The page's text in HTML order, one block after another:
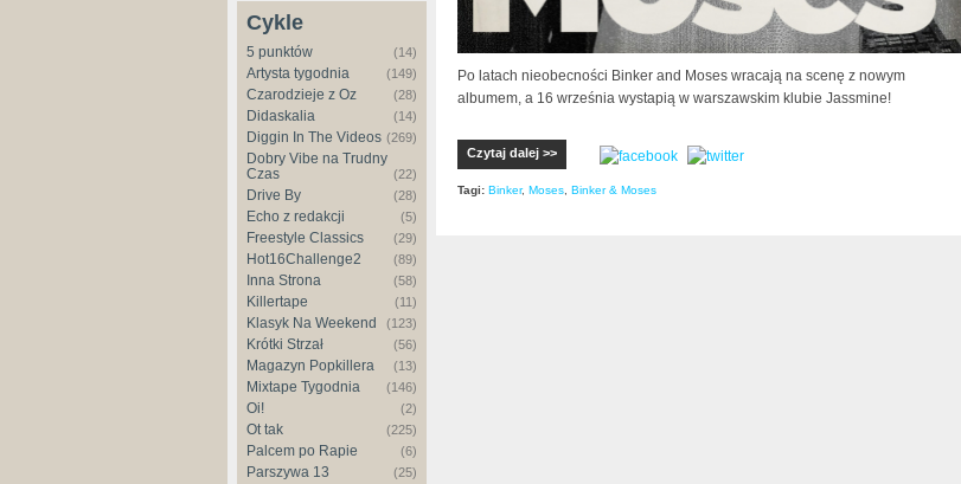
Cykle
5 punktów (14)
Artysta tygodnia (149)
Czarodzieje z Oz (28)
Didaskalia (14)
Diggin In The Videos (269)
Dobry Vibe na Trudny
Czas
(22)
Drive By (28)
Echo z redakcji (5)
Freestyle Classics (29)
Hot16Challenge2 (89)
Inna Strona (58)
Killertape (11)
Klasyk Na Weekend (123)
Krótki Strzał (56)
Magazyn Popkillera (13)
Mixtape Tygodnia (146)
Oi! (2)
Ot tak (225)
Palcem po Rapie (6)
Parszywa 13 (25)
Po latach nieobecności Binker and Moses wracają na scenę z nowym
albumem, a 16 września wystapią w warszawskim klubie Jassmine!
Czytaj dalej >>
Tagi: Binker, Moses Binker & Moses